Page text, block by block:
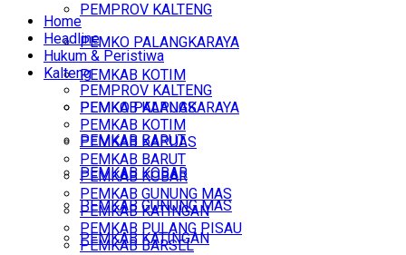
PEMPROV KALTENG
PEMKO PALANGKARAYA
PEMKAB KOTIM
PEMKAB KAPUAS
PEMKAB BARUT
PEMKAB KOBAR
PEMKAB GUNUNG MAS
PEMKAB KATINGAN
Home
Headline
Hukum & Peristiwa
Kalteng
PEMPROV KALTENG
PEMKO PALANGKARAYA
PEMKAB KOTIM
PEMKAB KAPUAS
PEMKAB BARUT
PEMKAB KOBAR
PEMKAB GUNUNG MAS
PEMKAB KATINGAN
PEMKAB PULANG PISAU
PEMKAB BARSEL